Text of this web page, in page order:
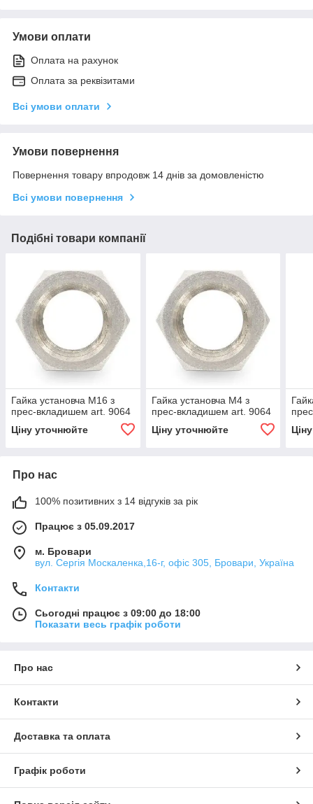
Умови оплати
Оплата на рахунок
Оплата за реквізитами
Всі умови оплати
Умови повернення
Повернення товару впродовж 14 днів за домовленістю
Всі умови повернення
Подібні товари компанії
Гайка установча М16 з
прес-вкладишем art. 9064
Ціну уточнюйте
Гайка установча М4 з
прес-вкладишем art. 9064
Ціну уточнюйте
Про нас
100% позитивних з 14 відгуків за рік
Працює з 05.09.2017
м. Бровари
вул. Сергія Москаленка,16-г, офіс 305, Бровари, Україна
Контакти
Сьогодні працює з 09:00 до 18:00
Показати весь графік роботи
Про нас
Контакти
Доставка та оплата
Графік роботи